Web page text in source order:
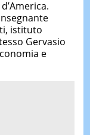
istituto
Gervasio
e